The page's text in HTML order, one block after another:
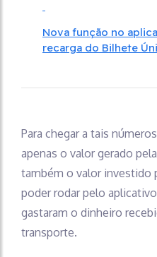
Nova função no
recarga do Bilhete
Para chegar a tais
apenas o valor gerado
também o valor investido
poder rodar pelo
gastaram o dinheiro
transporte.